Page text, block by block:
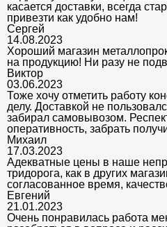
касается доставки, всегда
привезти как удобно нам!
Сергей
14.08.2023
Хороший магазин
на продукцию! Ни разу не
Виктор
03.06.2023
Тоже хочу отметить работу
делу. Доставкой не
забирал самовывозом.
оперативность, забрать
Михаил
17.03.2023
Адекватные цены в наше
тридорога, как в других
согласованное время,
Евгений
21.01.2023
Очень понравилась работа